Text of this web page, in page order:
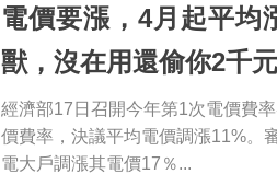
電價要漲，4月起平均
獸，沒在用還偷你2千
經濟部17日召開今年第1次電價費
價費率，決議平均電價調漲11%。
電大戶調漲其電價17％...